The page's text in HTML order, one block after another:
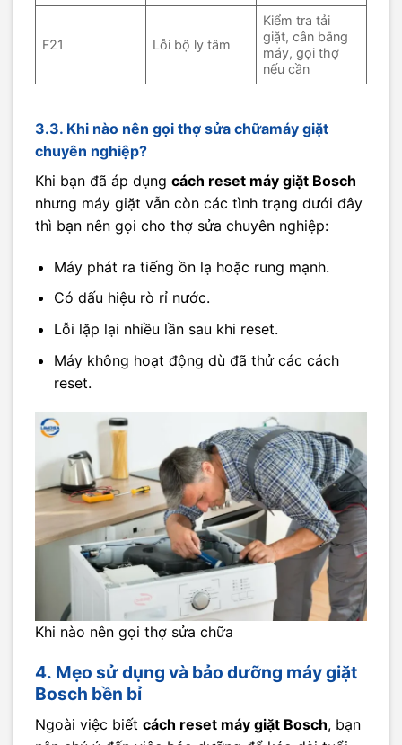
F21 Lỗi bộ ly tâm
Kiểm tra tải
giặt, cân bằng
máy, gọi thợ
nếu cần
3.3. Khi nào nên gọi thợ sửa chữamáy giặt
chuyên nghiệp?
Khi bạn đã áp dụng cách reset máy giặt Bosch
nhưng máy giặt vẫn còn các tình trạng dưới đây
thì bạn nên gọi cho thợ sửa chuyên nghiệp:
Máy phát ra tiếng ồn lạ hoặc rung mạnh.
Có dấu hiệu rò rỉ nước.
Lỗi lặp lại nhiều lần sau khi reset.
Máy không hoạt động dù đã thử các cách
reset.
Khi nào nên gọi thợ sửa chữa
4. Mẹo sử dụng và bảo dưỡng máy giặt
Bosch bền bỉ
Ngoài việc biết cách reset máy giặt Bosch, bạn